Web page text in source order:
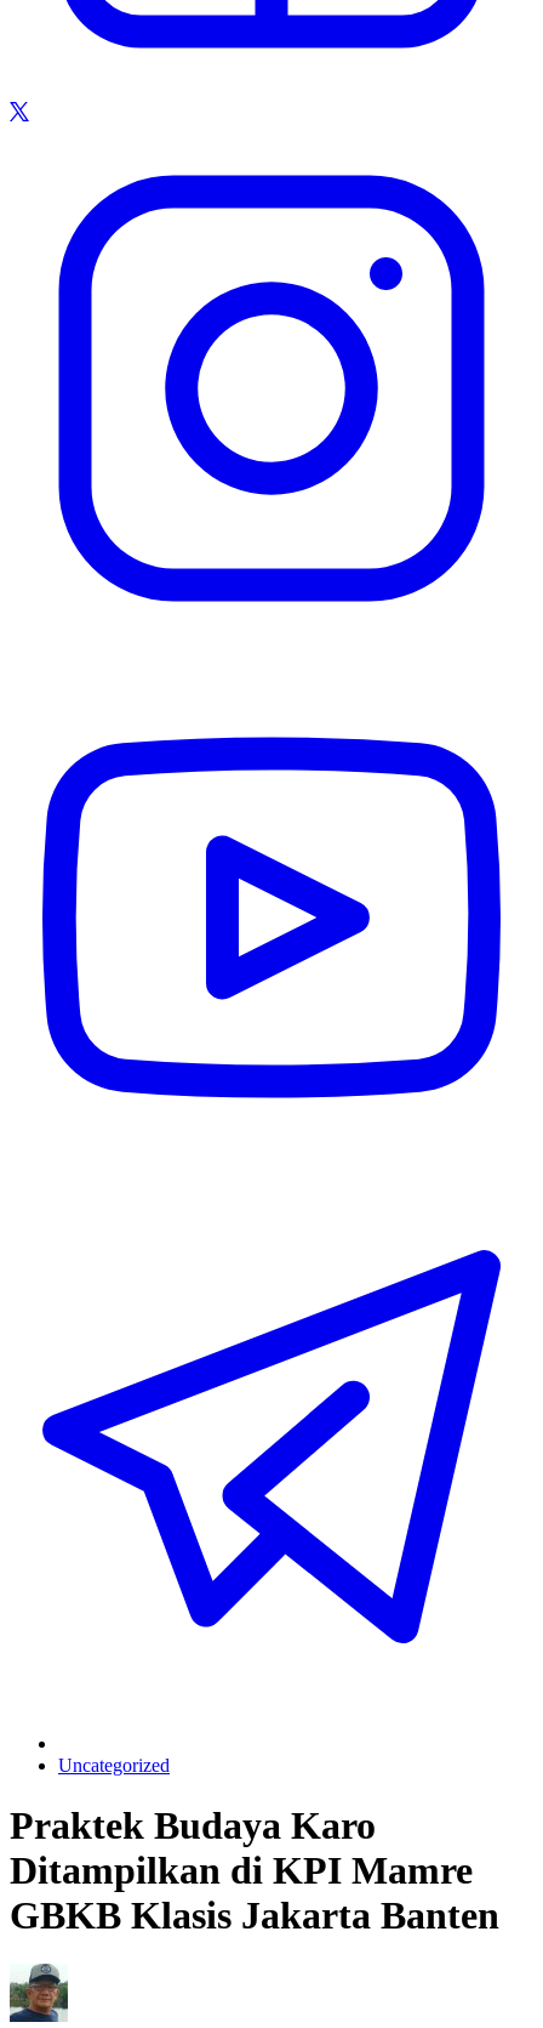
Uncategorized
Praktek Budaya Karo
Ditampilkan di KPI Mamre
GBKB Klasis Jakarta Banten